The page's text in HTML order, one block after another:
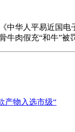
华人平易近国电
牛肉假充“和牛”被
产物入选市级“